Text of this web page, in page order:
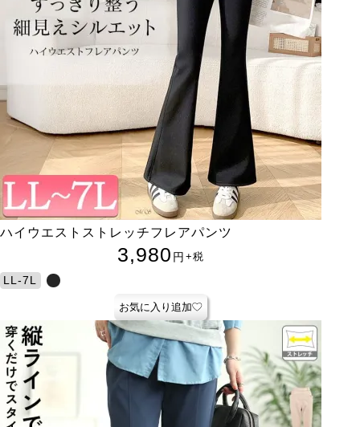
ハイウエストストレッチフレアパンツ
3,980 円 +税
LL-7L
お気に入り追加